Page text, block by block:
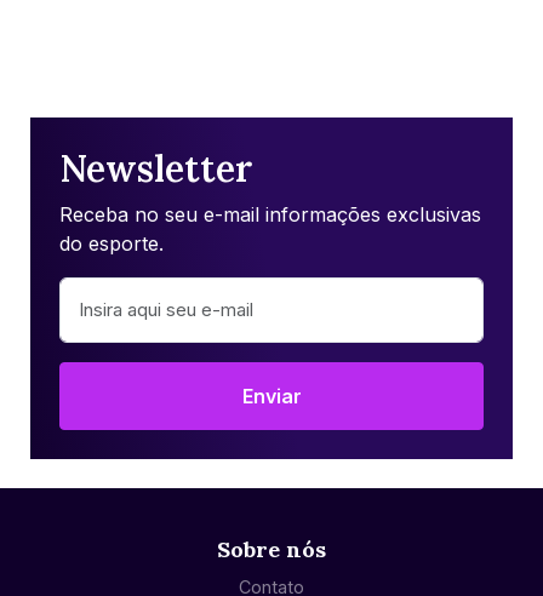
Newsletter
Receba no seu e-mail informações exclusivas
do esporte.
Enviar
Sobre nós
Contato